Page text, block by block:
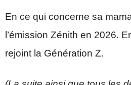
En ce qui concerne sa
l’émission Zénith en 2026.
rejoint la Génération Z.